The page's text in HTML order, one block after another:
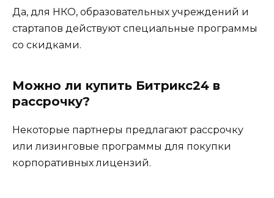
Да, для НКО, образовательных учреждений и
стартапов действуют специальные программы
со скидками.
Можно ли купить Битрикс24 в
рассрочку?
Некоторые партнеры предлагают рассрочку
или лизинговые программы для покупки
корпоративных лицензий.